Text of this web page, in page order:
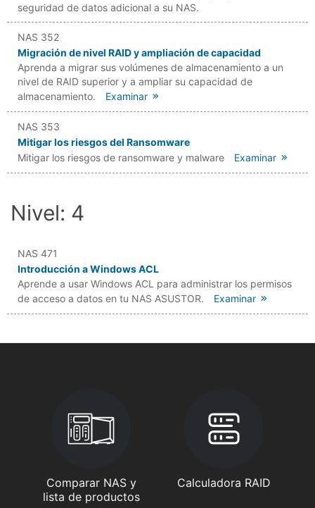
seguridad de datos adicional a su NAS.
NAS 352
Migración de nivel RAID y ampliación de capacidad
Aprenda a migrar sus volúmenes de almacenamiento a un
nivel de RAID superior y a ampliar su capacidad de
almacenamiento.
Examinar
NAS 353
Mitigar los riesgos del Ransomware
Mitigar los riesgos de ransomware y malware
Examinar
Nivel: 4
NAS 471
Introducción a Windows ACL
Aprende a usar Windows ACL para administrar los permisos
de acceso a datos en tu NAS ASUSTOR.
Examinar
Comparar NAS y
lista de productos
Calculadora RAID